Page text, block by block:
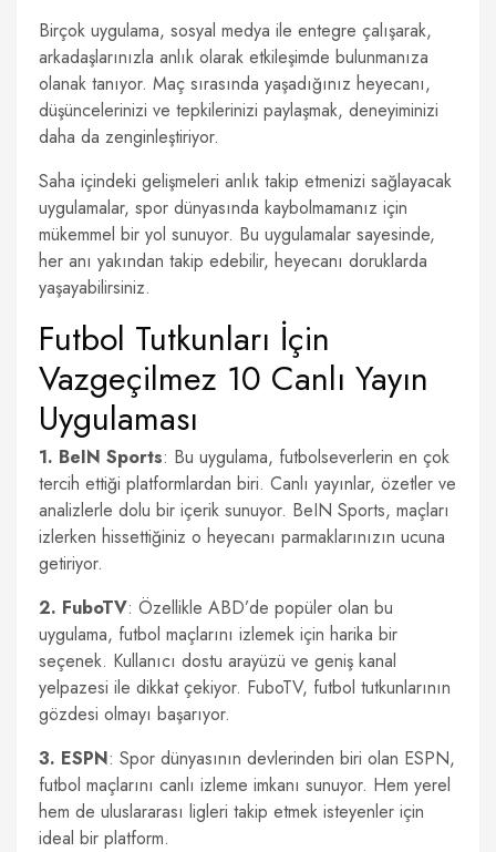
Birçok uygulama, sosyal medya ile entegre çalışarak,
arkadaşlarınızla anlık olarak etkileşimde bulunmanıza
olanak tanıyor. Maç sırasında yaşadığınız heyecanı,
düşüncelerinizi ve tepkilerinizi paylaşmak, deneyiminizi
daha da zenginleştiriyor.
Saha içindeki gelişmeleri anlık takip etmenizi sağlayacak
uygulamalar, spor dünyasında kaybolmamanız için
mükemmel bir yol sunuyor. Bu uygulamalar sayesinde,
her anı yakından takip edebilir, heyecanı doruklarda
yaşayabilirsiniz.
Futbol Tutkunları İçin
Vazgeçilmez 10 Canlı Yayın
Uygulaması
1. BeIN Sports: Bu uygulama, futbolseverlerin en çok
tercih ettiği platformlardan biri. Canlı yayınlar, özetler ve
analizlerle dolu bir içerik sunuyor. BeIN Sports, maçları
izlerken hissettiğiniz o heyecanı parmaklarınızın ucuna
getiriyor.
2. FuboTV: Özellikle ABD’de popüler olan bu
uygulama, futbol maçlarını izlemek için harika bir
seçenek. Kullanıcı dostu arayüzü ve geniş kanal
yelpazesi ile dikkat çekiyor. FuboTV, futbol tutkunlarının
gözdesi olmayı başarıyor.
3. ESPN: Spor dünyasının devlerinden biri olan ESPN,
futbol maçlarını canlı izleme imkanı sunuyor. Hem yerel
hem de uluslararası ligleri takip etmek isteyenler için
ideal bir platform.